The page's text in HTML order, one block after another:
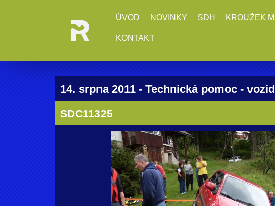
ÚVOD NOVINKY SDH KROUŽEK
KONTAKT
14. srpna 2011 - Technická pomoc -
SDC11325